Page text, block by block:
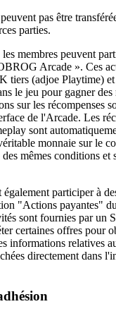
pas être
parties.
membres peuvent
Arcade ». Ces
tiers (adjoe Playtime) et
le jeu pour gagner des
sur les récompenses
de l'Arcade. Les
sont
monnaie sur le
mêmes conditions et
participer à
"Actions payantes"
sont fournies par un
certaines offres pour
informations relatives
directement dans